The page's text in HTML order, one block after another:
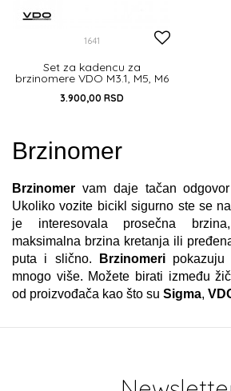
1641
Set za kadencu za
brzinomere VDO M3.1, M5, M6
3.900,00 RSD
DODAJ U KORPU
Brzinomer
Brzinomer vam daje tačan
Ukoliko vozite bicikl sigurno ste se
je interesovala prosečna
maksimalna brzina kretanja ili
puta i slično.
Brzinomeri
mnogo više. Možete birati između
od proizvođača kao što su Sigma,